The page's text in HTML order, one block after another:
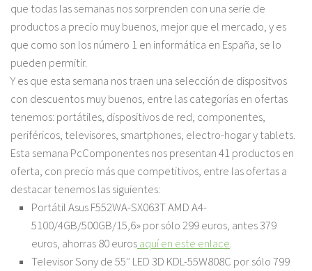
que todas las semanas nos sorprenden con una serie de
productos a precio muy buenos, mejor que el mercado, y es
que como son los número 1 en informática en España, se lo
pueden permitir.
Y es que esta semana nos traen una selección de dispositvos
con descuentos muy buenos, entre las categorías en ofertas
tenemos: portátiles, dispositivos de red, componentes,
periféricos, televisores, smartphones, electro-hogar y tablets.
Esta semana PcComponentes nos presentan 41 productos en
oferta, con precio más que competitivos, entre las ofertas a
destacar tenemos las siguientes:
Portátil Asus F552WA-SX063T AMD A4-
5100/4GB/500GB/15,6» por sólo 299 euros, antes 379
euros, ahorras 80 eurosaquí en este enlace.
Televisor Sony de 55″ LED 3D KDL-55W808C por sólo 799